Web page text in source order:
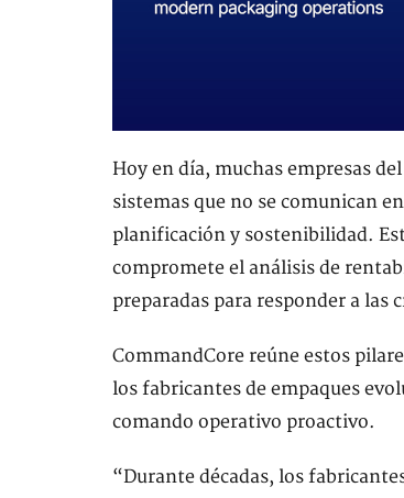
Hoy en día, muchas empresas
sistemas que no se comunican
planificación y sostenibilidad.
compromete el análisis de
preparadas para responder a las
CommandCore reúne estos
los fabricantes de empaques
comando operativo proactivo.
“Durante décadas, los